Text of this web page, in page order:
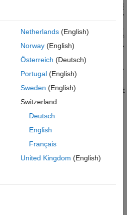
ことができます。ツールボックスで提
または複数エージェントの強化学習ア
独自の強化学習アルゴリズムを開発し
ラメーター設定の実験や、学習の進行
ージェントのシミュレーションを、ア
ことも、プログラムで行うこともでき
スを向上させるために、シミュレーシ
コンピューター クラスター、および
す (Parallel Computing Toolbox™ およ
を使用)。
て、TensorFlow™ Keras や PyTorch
ークから既存の方策をインポートでき
を使用)。最適化された C、
に展開できます。ツールボックスに
立つ参考例が含まれています。
Toolbox 入門
の基礎を学ぶ
Netherlands(English)
Norway(English)
Österreich (Deutsch)
Portugal(English)
Sweden (English)
Switzerland
Deutsch
English
Français
United Kingdom (English)